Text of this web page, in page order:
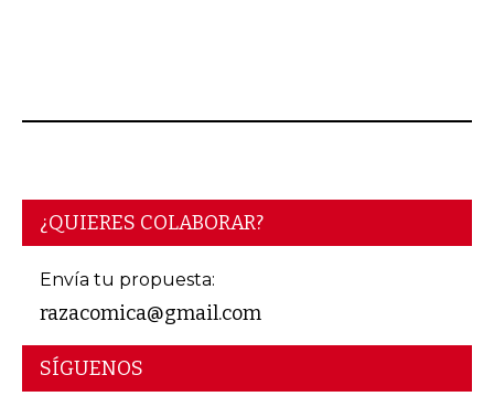
¿QUIERES COLABORAR?
Envía tu propuesta:
razacomica@gmail.com
SÍGUENOS